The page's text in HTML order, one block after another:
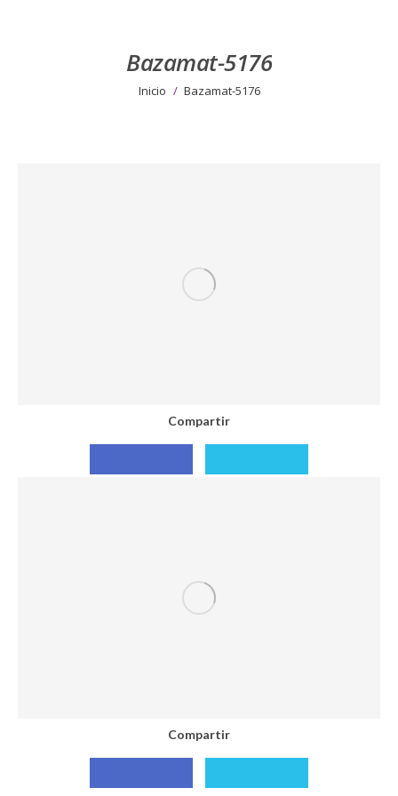
Bazamat-5176
Estás aquí:
Inicio Bazamat-5176
Compartir
Compartir
Compartir
Compartir
Compartir Compartir